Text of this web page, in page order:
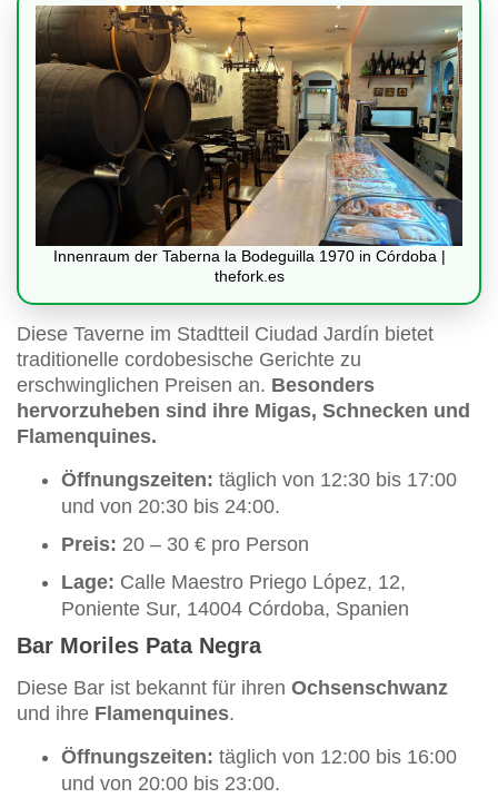
Innenraum der Taberna la Bodeguilla 1970 in Córdoba |
thefork.es
Diese Taverne im Stadtteil Ciudad Jardín bietet
traditionelle cordobesische Gerichte zu
erschwinglichen Preisen an. Besonders
hervorzuheben sind ihre Migas, Schnecken und
Flamenquines.
Öffnungszeiten: täglich von 12:30 bis 17:00
und von 20:30 bis 24:00.
Preis: 20 – 30 € pro Person
Lage: Calle Maestro Priego López, 12,
Poniente Sur, 14004 Córdoba, Spanien
Bar Moriles Pata Negra
Diese Bar ist bekannt für ihren Ochsenschwanz
und ihre Flamenquines.
Öffnungszeiten: täglich von 12:00 bis 16:00
und von 20:00 bis 23:00.